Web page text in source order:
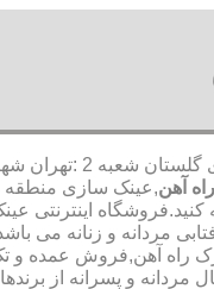
,آدرس شعبه 1 :تهران شاهین
آهن,عینک سازی منطقه
اینترنتی
مردانه و زنانه می
راه آهن,فروش عمده و
و پسرانه از